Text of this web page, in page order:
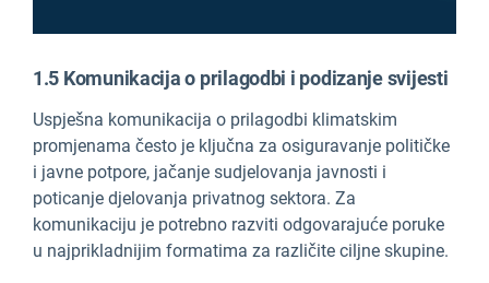
1.5 Komunikacija o prilagodbi i podizanje svijesti
Uspješna komunikacija o prilagodbi klimatskim
promjenama često je ključna za osiguravanje političke
i javne potpore, jačanje sudjelovanja javnosti i
poticanje djelovanja privatnog sektora. Za
komunikaciju je potrebno razviti odgovarajuće poruke
u najprikladnijim formatima za različite ciljne skupine.